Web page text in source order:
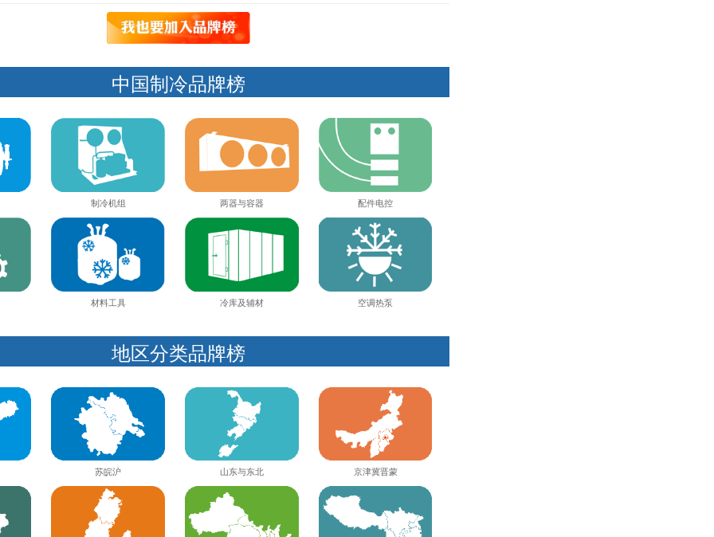
中国制冷品牌榜
制冷机组 两器与容器 配件电控
材料工具 冷库及辅材 空调热泵
地区分类品牌榜
苏皖沪 山东与东北 京津冀晋蒙